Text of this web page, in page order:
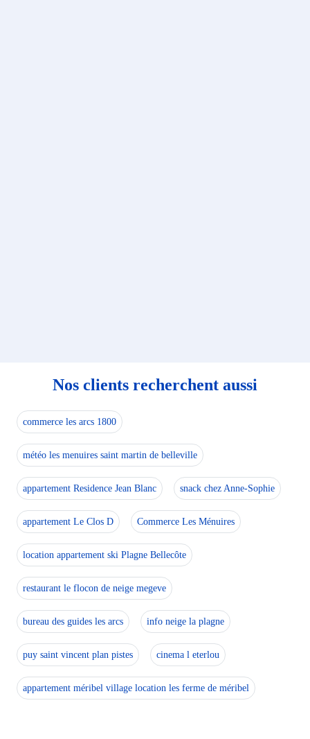
Nos clients recherchent aussi
commerce les arcs 1800
météo les menuires saint martin de belleville
appartement Residence Jean Blanc snack chez Anne-Sophie
appartement Le Clos D Commerce Les Ménuires
location appartement ski Plagne Bellecôte
restaurant le flocon de neige megeve
bureau des guides les arcs info neige la plagne
puy saint vincent plan pistes cinema l eterlou
appartement méribel village location les ferme de méribel